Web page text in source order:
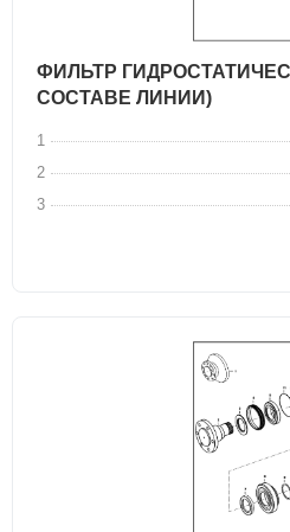
ФИЛЬТР
СОСТАВЕ ЛИНИИ)
1
2
3